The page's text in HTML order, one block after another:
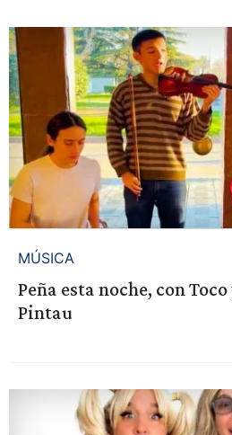
MÚSICA
Peña esta noche, con
Pintau